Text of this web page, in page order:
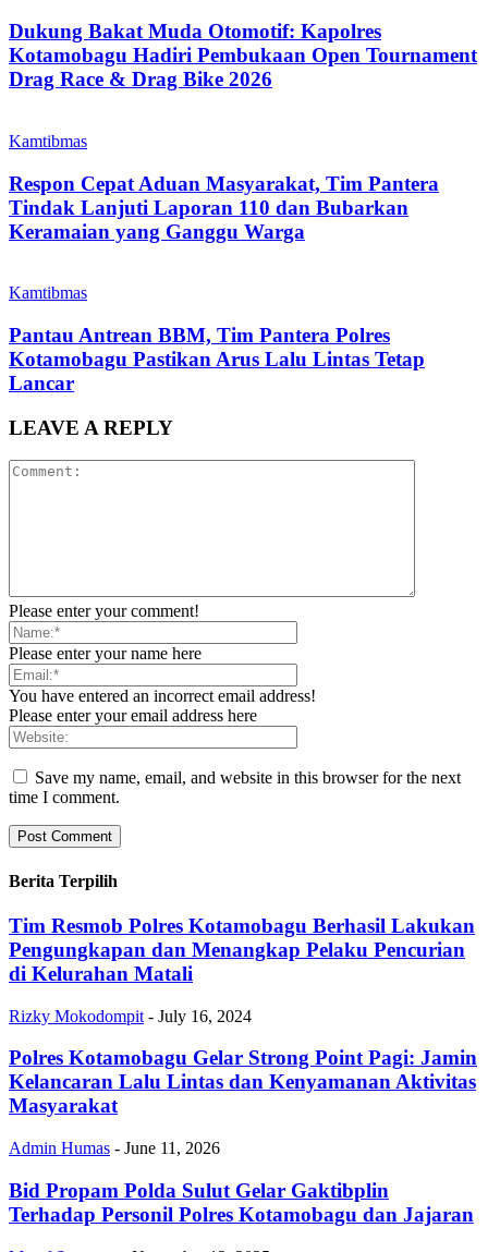
Dukung Bakat Muda Otomotif: Kapolres
Kotamobagu Hadiri Pembukaan Open Tournament
Drag Race & Drag Bike 2026
Kamtibmas
Respon Cepat Aduan Masyarakat, Tim Pantera
Tindak Lanjuti Laporan 110 dan Bubarkan
Keramaian yang Ganggu Warga
Kamtibmas
Pantau Antrean BBM, Tim Pantera Polres
Kotamobagu Pastikan Arus Lalu Lintas Tetap
Lancar
LEAVE A REPLY
Please enter your comment!
Please enter your name here
You have entered an incorrect email address!
Please enter your email address here
Save my name, email, and website in this browser for the next
time I comment.
Berita Terpilih
Tim Resmob Polres Kotamobagu Berhasil Lakukan
Pengungkapan dan Menangkap Pelaku Pencurian
di Kelurahan Matali
Rizky Mokodompit - July 16, 2024
Polres Kotamobagu Gelar Strong Point Pagi: Jamin
Kelancaran Lalu Lintas dan Kenyamanan Aktivitas
Masyarakat
Admin Humas - June 11, 2026
Bid Propam Polda Sulut Gelar Gaktibplin
Terhadap Personil Polres Kotamobagu dan Jajaran